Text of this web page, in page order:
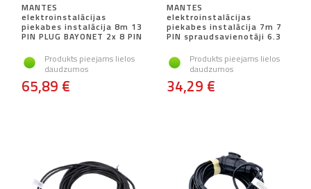
MANTES
elektroinstalācijas
piekabes instalācija 8m 13
PIN PLUG BAYONET 2x 8 PIN
Produkts pieejams lielos
daudzumos
65,89 €
MANTES
elektroinstalācijas
piekabes instalācija 7m 7
PIN spraudsavienotāji 6.3
Produkts pieejams lielos
daudzumos
34,29 €